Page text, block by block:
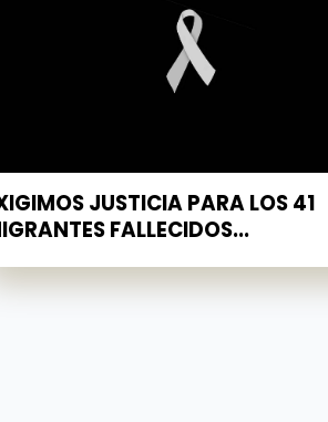
JUSTICIA PARA LOS 41
FALLECIDOS...